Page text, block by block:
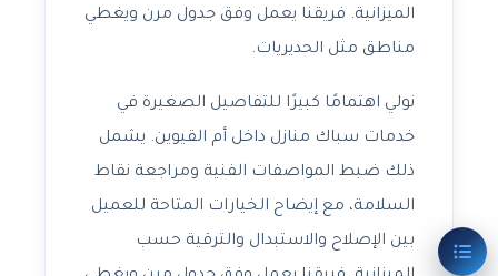
الميزانية. فريقنا يعمل وفق جدول مرن ويغطي
مناطق مثل الحديريات.
نولي اهتمامًا كبيرًا للتفاصيل الصغيرة في
خدمات سباك منازل داخل أم القيوين. يشمل
ذلك ضبط المواصفات الفنية ومراجعة نقاط
السلامة، مع إيضاح الخيارات المتاحة للعميل
بين الإصلاح والاستبدال والترقية حسب